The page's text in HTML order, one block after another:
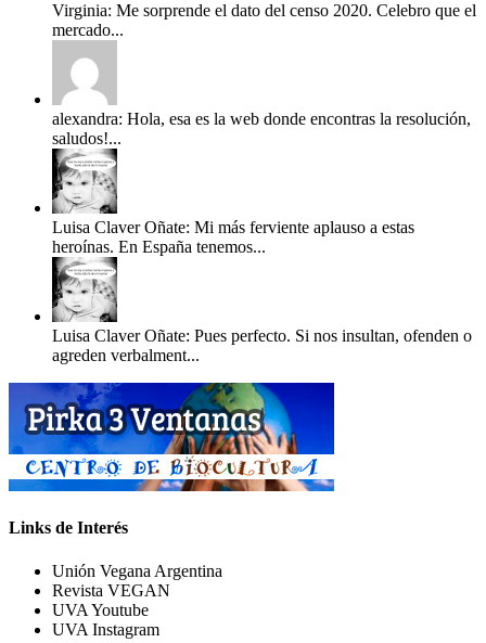
Virginia: Me sorprende el dato del censo 2020. Celebro que el
mercado...
alexandra: Hola, esa es la web donde encontras la resolución,
saludos!...
Luisa Claver Oñate: Mi más ferviente aplauso a estas
heroínas. En España tenemos...
Luisa Claver Oñate: Pues perfecto. Si nos insultan, ofenden o
agreden verbalment...
Links de Interés
Unión Vegana Argentina
Revista VEGAN
UVA Youtube
UVA Instagram